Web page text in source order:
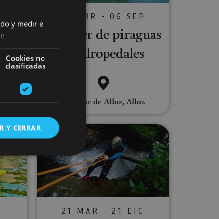
02 ABR - 06 SEP
Alquiler de piraguas
e hidropedales
Embalse de Alloz, Alloz
en Tudela Descenso de barrancos en Navarra
21 MAR - 21 DIC
y medir el
Cookies no
clasificadas
Y CERRAR
de funcionalidad